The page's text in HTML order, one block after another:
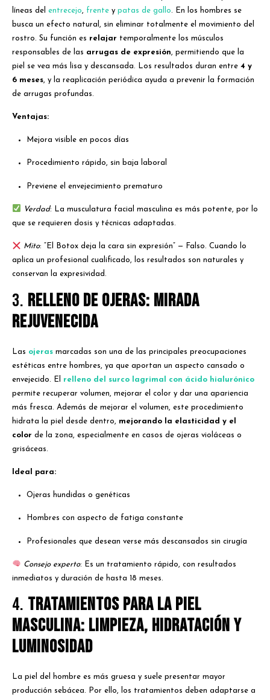
líneas del entrecejo frente y patas de gallo . En los hombres se
busca un efecto natural, sin eliminar totalmente el movimiento del
rostro. Su función es relajar temporalmente los músculos
responsables de las arrugas de expresión , permitiendo que la
piel se vea más lisa y descansada. Los resultados duran entre 4 y
6 meses , y la reaplicación periódica ayuda a prevenir la formación
de arrugas profundas.
Ventajas:
Mejora visible en pocos días
Procedimiento rápido, sin baja laboral
Previene el envejecimiento prematuro
Verdad: La musculatura facial masculina es más potente, por lo
que se requieren dosis y técnicas adaptadas.
Mito: “El Botox deja la cara sin expresión” — Falso. Cuando lo
aplica un profesional cualificado, los resultados son naturales y
conservan la expresividad.
3. Relleno de ojeras: mirada
rejuvenecida
Las ojeras marcadas son una de las principales preocupaciones
estéticas entre hombres, ya que aportan un aspecto cansado o
envejecido. El relleno del surco lagrimal con ácido hialurónico
permite recuperar volumen, mejorar el color y dar una apariencia
más fresca. Además de mejorar el volumen, este procedimiento
hidrata la piel desde dentro, mejorando la elasticidad y el
color de la zona, especialmente en casos de ojeras violáceas o
grisáceas.
Ideal para:
Ojeras hundidas o genéticas
Hombres con aspecto de fatiga constante
Profesionales que desean verse más descansados sin cirugía
Consejo experto: Es un tratamiento rápido, con resultados
inmediatos y duración de hasta 18 meses.
4. Tratamientos para la piel
masculina: limpieza, hidratación y
luminosidad
La piel del hombre es más gruesa y suele presentar mayor
producción sebácea. Por ello, los tratamientos deben adaptarse a